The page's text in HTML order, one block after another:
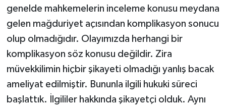
genelde mahkemelerin inceleme konusu meydana
gelen mağduriyet açısından komplikasyon sonucu
olup olmadığıdır. Olayımızda herhangi bir
komplikasyon söz konusu değildir. Zira
müvekkilimin hiçbir şikayeti olmadığı yanlış bacak
ameliyat edilmiştir. Bununla ilgili hukuki süreci
başlattık. İlgililer hakkında şikayetçi olduk. Aynı